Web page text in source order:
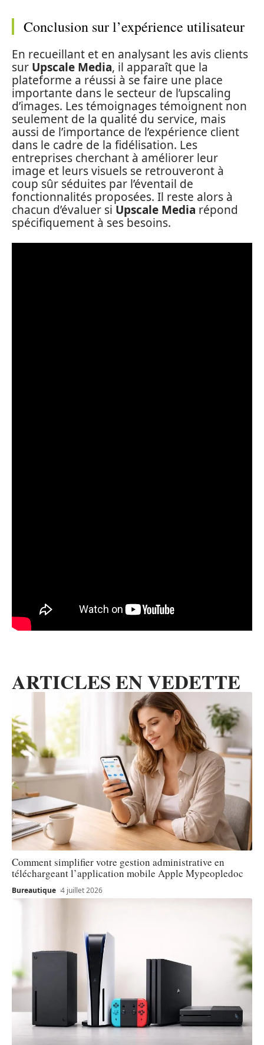
Conclusion sur l’expérience utilisateur
En recueillant et en analysant les avis clients
sur Upscale Media, il apparaît que la
plateforme a réussi à se faire une place
importante dans le secteur de l’upscaling
d’images. Les témoignages témoignent non
seulement de la qualité du service, mais
aussi de l’importance de l’expérience client
dans le cadre de la fidélisation. Les
entreprises cherchant à améliorer leur
image et leurs visuels se retrouveront à
coup sûr séduites par l’éventail de
fonctionnalités proposées. Il reste alors à
chacun d’évaluer si Upscale Media répond
spécifiquement à ses besoins.
ARTICLES EN VEDETTE
Comment simplifier votre gestion administrative en
téléchargeant l’application mobile Apple Mypeopledoc
Bureautique 4 juillet 2026